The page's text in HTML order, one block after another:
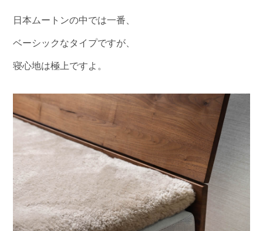
日本ムートンの中では一番、
ベーシックなタイプですが、
寝心地は極上ですよ。